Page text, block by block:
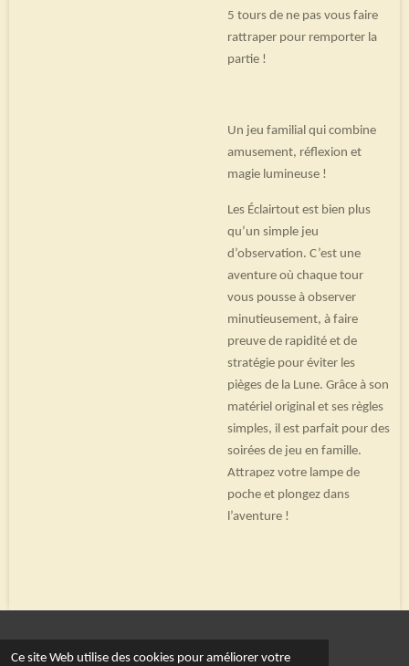
Ce site Web utilise des cookies pour améliorer votre
5 tours de ne pas vous faire
rattraper pour remporter la
partie !
Un jeu familial qui combine
amusement, réflexion et
magie lumineuse !
Les Éclairtout est bien plus
qu’un simple jeu
d’observation. C’est une
aventure où chaque tour
vous pousse à observer
minutieusement, à faire
preuve de rapidité et de
stratégie pour éviter les
pièges de la Lune. Grâce à son
matériel original et ses règles
simples, il est parfait pour des
soirées de jeu en famille.
Attrapez votre lampe de
poche et plongez dans
l’aventure !